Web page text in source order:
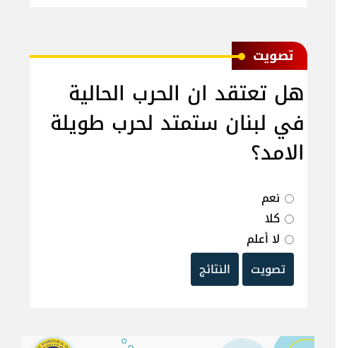
ﺗﺼﻮﻳﺖ
هل تعتقد ان الحرب الحالية
في لبنان ستمتد لحرب طويلة
الامد؟
نعم
كلا
لا أعلم
تصويت
النتائج